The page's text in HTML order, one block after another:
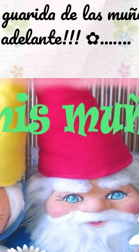
de las
adelante!!! ✿...….